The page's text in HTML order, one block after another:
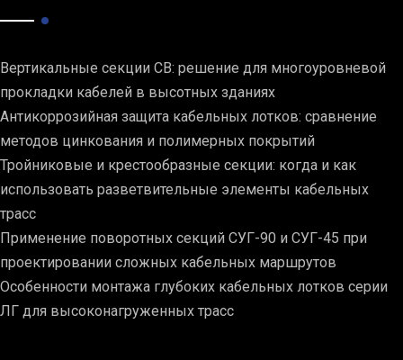
Вертикальные секции СВ: решение для многоуровневой
прокладки кабелей в высотных зданиях
Антикоррозийная защита кабельных лотков: сравнение
методов цинкования и полимерных покрытий
Тройниковые и крестообразные секции: когда и как
использовать разветвительные элементы кабельных
трасс
Применение поворотных секций СУГ-90 и СУГ-45 при
проектировании сложных кабельных маршрутов
Особенности монтажа глубоких кабельных лотков серии
ЛГ для высоконагруженных трасс